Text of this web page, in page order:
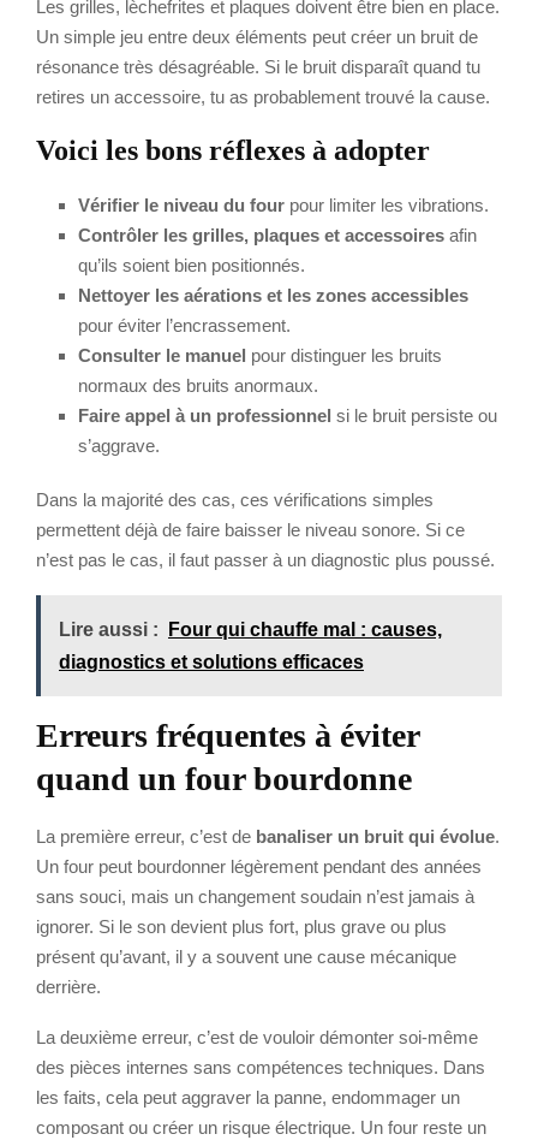
Les grilles, lèchefrites et plaques doivent être bien en place.
Un simple jeu entre deux éléments peut créer un bruit de
résonance très désagréable. Si le bruit disparaît quand tu
retires un accessoire, tu as probablement trouvé la cause.
Voici les bons réflexes à adopter
Vérifier le niveau du four pour limiter les vibrations.
Contrôler les grilles, plaques et accessoires afin
qu’ils soient bien positionnés.
Nettoyer les aérations et les zones accessibles
pour éviter l’encrassement.
Consulter le manuel pour distinguer les bruits
normaux des bruits anormaux.
Faire appel à un professionnel si le bruit persiste ou
s’aggrave.
Dans la majorité des cas, ces vérifications simples
permettent déjà de faire baisser le niveau sonore. Si ce
n’est pas le cas, il faut passer à un diagnostic plus poussé.
Lire aussi :
Four qui chauffe mal : causes,
diagnostics et solutions efficaces
Erreurs fréquentes à éviter
quand un four bourdonne
La première erreur, c’est de banaliser un bruit qui évolue.
Un four peut bourdonner légèrement pendant des années
sans souci, mais un changement soudain n’est jamais à
ignorer. Si le son devient plus fort, plus grave ou plus
présent qu’avant, il y a souvent une cause mécanique
derrière.
La deuxième erreur, c’est de vouloir démonter soi-même
des pièces internes sans compétences techniques. Dans
les faits, cela peut aggraver la panne, endommager un
composant ou créer un risque électrique. Un four reste un